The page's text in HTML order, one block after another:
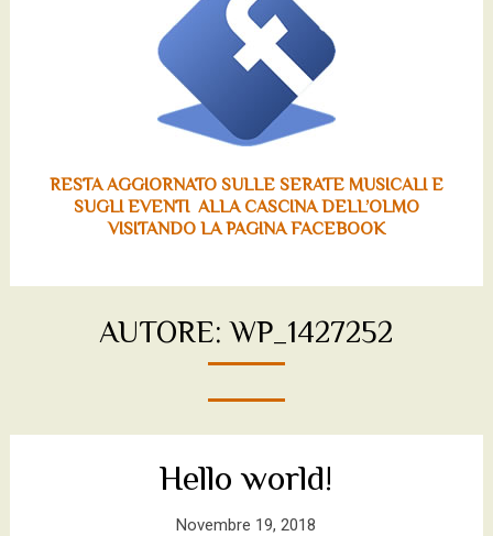
RESTA AGGIORNATO SULLE SERATE MUSICALI E
SUGLI EVENTI ALLA CASCINA DELL’OLMO
VISITANDO LA PAGINA FACEBOOK
AUTORE:WP_1427252
Hello world!
Novembre 19, 2018